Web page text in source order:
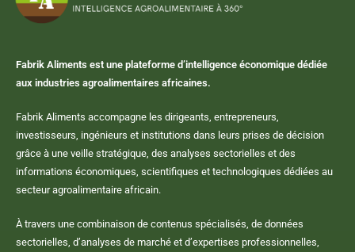
Fabrik Aliments est une plateforme d’intelligence économique dédiée
aux industries agroalimentaires africaines.
Fabrik Aliments accompagne les dirigeants, entrepreneurs,
investisseurs, ingénieurs et institutions dans leurs prises de décision
grâce à une veille stratégique, des analyses sectorielles et des
informations économiques, scientifiques et technologiques dédiées au
secteur agroalimentaire africain.
À travers une combinaison de contenus spécialisés, de données
sectorielles, d’analyses de marché et d’expertises professionnelles,